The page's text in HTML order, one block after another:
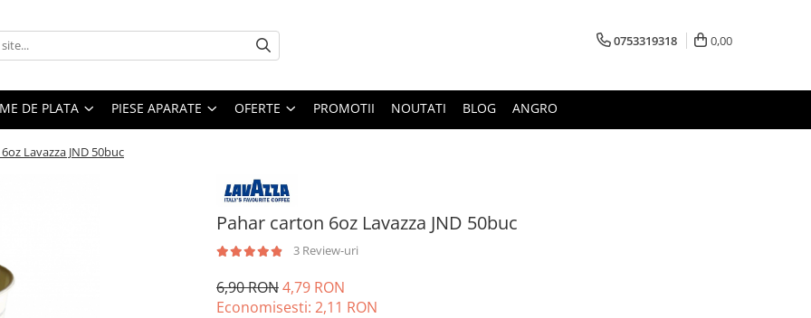
0753319318 0,00
DE PLATA PIESE APARATE OFERTE PROMOTII NOUTATI BLOG ANGRO
Lavazza JND 50buc
Pahar carton 6oz Lavazza JND 50buc
3 Review-uri
6,90 RON4,79 RON
Economisesti: 2,11 RON